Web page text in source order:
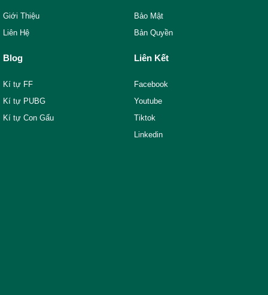
Giới Thiệu
Liên Hệ
Bảo Mật
Bản Quyền
Blog
Kí tự FF
Kí tự PUBG
Kí tự Con Gấu
Liên Kết
Facebook
Youtube
Tiktok
Linkedin